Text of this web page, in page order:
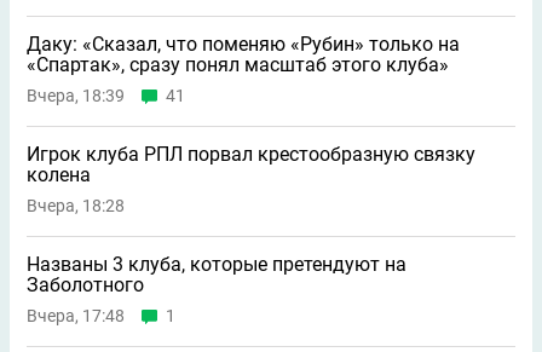
Даку: «Сказал, что поменяю «Рубин» только на
«Спартак», сразу понял масштаб этого клуба»
Вчера, 18:39 41
Игрок клуба РПЛ порвал крестообразную связку
колена
Вчера, 18:28
Названы 3 клуба, которые претендуют на
Заболотного
Вчера, 17:48 1